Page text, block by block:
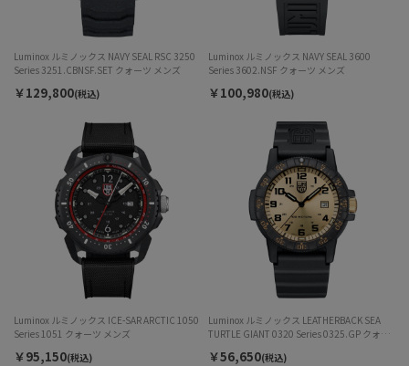
Luminox ルミノックス NAVY SEAL RSC 3250
Series 3251.CBNSF.SET クォーツ メンズ
￥129,800(税込)
Luminox ルミノックス NAVY SEAL 3600
Series 3602.NSF クォーツ メンズ
￥100,980(税込)
Luminox ルミノックス ICE-SAR ARCTIC 1050
Series 1051 クォーツ メンズ
￥95,150(税込)
Luminox ルミノックス LEATHERBACK SEA
TURTLE GIANT 0320 Series 0325.GP クォー
￥56,650(税込)